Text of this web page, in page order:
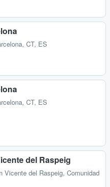
CT, ES
CT, ES
del Raspeig
Vicente del Raspeig, Comunidad